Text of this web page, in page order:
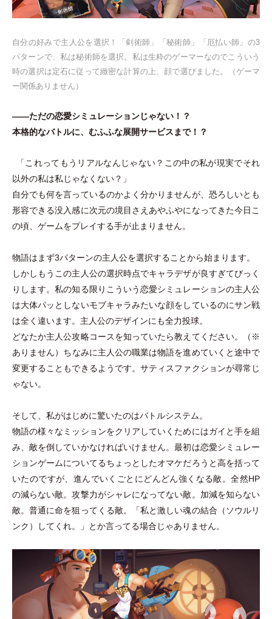
自分の好みで主人公を選択！ 「剣術師 」 「秘術師 」 「 厄払い師 」 の3
パターンで、私は秘術師を選択。私は生粋のゲーマーなのでこういう
時の選択は定石に従って緻密な計算の上、顔で選びました。
（ゲーマ
ー関係ありません ）
——ただの恋愛シミュレーションじゃない！？
本格的なバトルに、むふふな展開サービスまで！？
「 これってもうリアルなんじゃない？この中の私が現実でそれ
以外の私は私じゃなくない？ 」
自分でも何を言っているのかよく分かりませんが、恐ろしいとも
形容できる没入感に次元の境目さえあやふやになってきた今日こ
の頃、ゲームをプレイする手が止まりません。
物語はまず3パターンの主人公を選択することから始まります。
しかしもうこの主人公の選択時点でキャラデザが良すぎてびっく
りします。私の知る限りこういう恋愛シミュレーションの主人公
は大体パッとしないモブキャラみたいな顔をしているのにサン戦
は全く違います。主人公のデザインにも全力投球。
どなたか主人公攻略コースを知っていたら教えてください。
（ ※
ありません） ちなみに主人公の職業は物語を進めていくと途中で
変更することもできるようです。サティスファクションが尋常じ
ゃない。
そして、私がはじめに驚いたのはバトルシステム。
物語の様々なミッションをクリアしていくためにはガイと手を組
み、敵を倒していかなければいけません。最初は恋愛シミュレー
ションゲームについてるちょっとしたオマケだろうと高を括って
いたのですが、進んでいくごとにどんどん強くなる敵。全然HP
の減らない敵。攻撃力がシャレになってない敵。加減を知らない
敵。普通に命を狙ってくる敵。
「私と激しい魂の結合 （ ソウルリ
ンク ） してくれ。 」 とか言ってる場合じゃありません。